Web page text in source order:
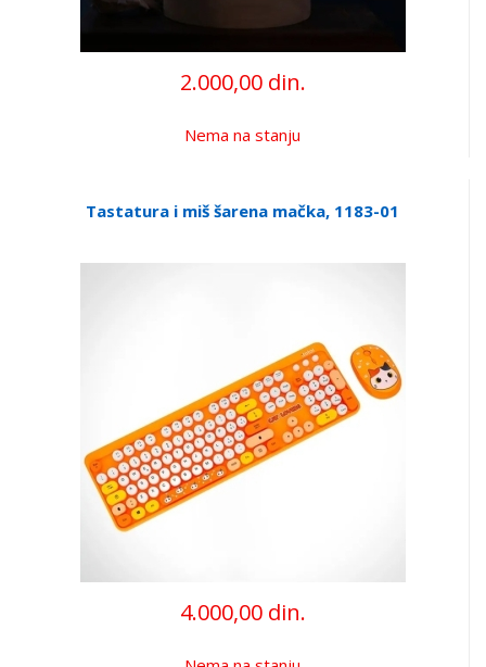
2.000,00 din.
Nema na stanju
Tastatura i miš šarena mačka, 1183-01
4.000,00 din.